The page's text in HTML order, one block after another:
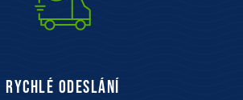
Rychlé odeslání